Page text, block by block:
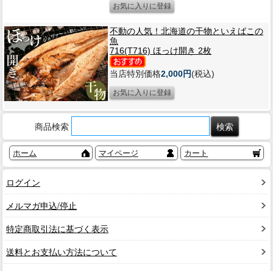
不動の人気！北海道の干物といえばこの
魚
716(T716) ほっけ開き 2枚
当店特別価格2,000円(税込)
商品検索
ホーム マイページ カート
ログイン
メルマガ申込/停止
特定商取引法に基づく表示
送料とお支払い方法について